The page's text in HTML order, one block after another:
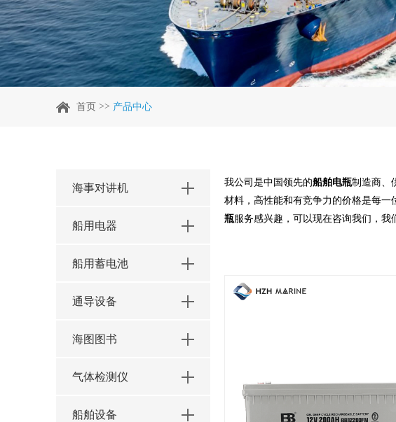
首页 >> 产品中心
我公司是中国领先的船舶电瓶制造商、
材料，高性能和有竞争力的价格是每
瓶服务感兴趣，可以现在咨询我们，我
海事对讲机
船用电器
船用蓄电池
通导设备
海图图书
气体检测仪
船舶设备